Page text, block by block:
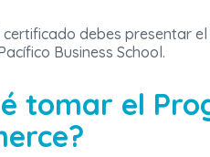
debes presentar
Business School.
tomar el